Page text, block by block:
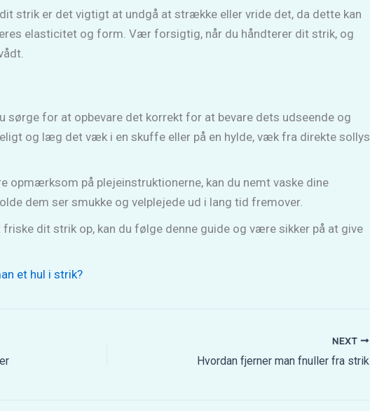
strik er det vigtigt at undgå at strække eller vride det, da dette kan
elasticitet og form. Vær forsigtig, når du håndterer dit strik, og
sørge for at opbevare det korrekt for at bevare dets udseende og
og læg det væk i en skuffe eller på en hylde, væk fra direkte sollys
opmærksom på plejeinstruktionerne, kan du nemt vaske dine
dem ser smukke og velplejede ud i lang tid fremover.
dit strik op, kan du følge denne guide og være sikker på at give
et hul i strik?
NEXT
Hvordan fjerner man fnuller fra strik